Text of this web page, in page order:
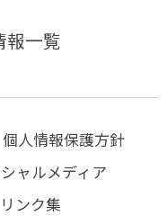
報一覧
個人情報保護方針
ャルメディア
リンク集